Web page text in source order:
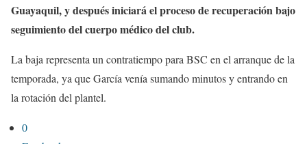
Guayaquil, y después iniciará el proceso de recuperación bajo
seguimiento del cuerpo médico del club.
La baja representa un contratiempo para BSC en el arranque de la
temporada, ya que García venía sumando minutos y entrando en
la rotación del plantel.
0